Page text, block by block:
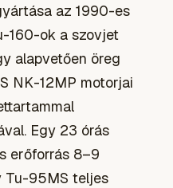
az 1990-es
160-ok a szovjet
alapvetően öreg
NK-12MP motorjai
Egy 23 órás
erőforrás 8–9
Tu-95MS teljes